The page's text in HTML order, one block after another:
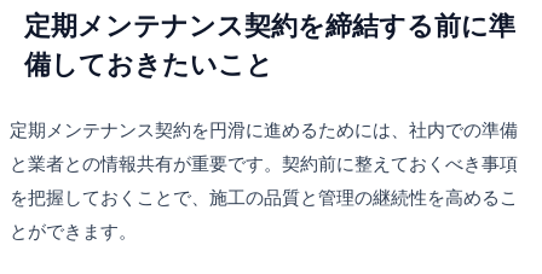
定期メンテナンス契約を締結する前に準
備しておきたいこと
定期メンテナンス契約を円滑に進めるためには、社内での準備
と業者との情報共有が重要です。契約前に整えておくべき事項
を把握しておくことで、施工の品質と管理の継続性を高めるこ
とができます。